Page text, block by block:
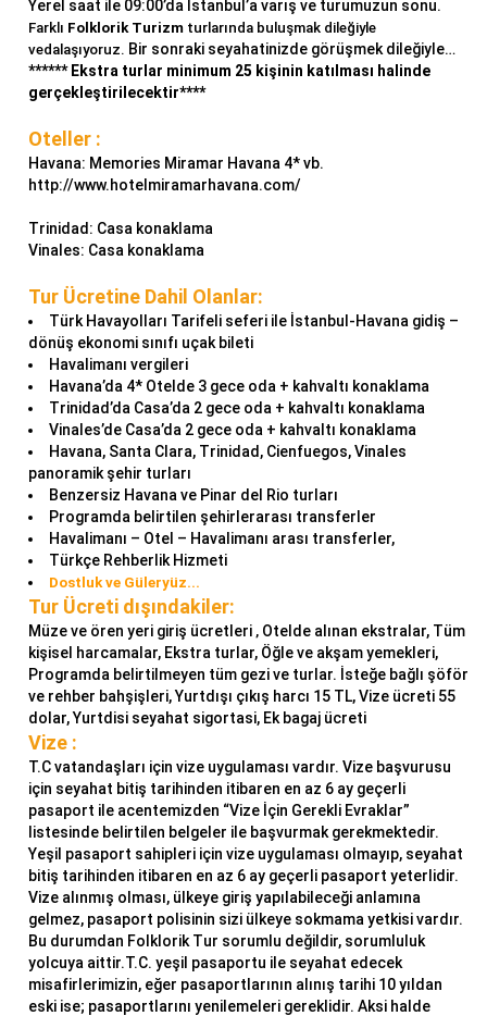
Yerel saat ile 09:00’da İstanbul’a varış ve turumuzun sonu.
Farklı Folklorik Turizm turlarında buluşmak dileğiyle
vedalaşıyoruz. Bir sonraki seyahatinizde görüşmek dileğiyle…
****** Ekstra turlar minimum 25 kişinin katılması halinde
gerçekleştirilecektir****
Oteller :
Havana: Memories Miramar Havana 4* vb.
http://www.hotelmiramarhavana.com/
Trinidad: Casa konaklama
Vinales: Casa konaklama
Tur Ücretine Dahil Olanlar:
Türk Havayolları Tarifeli seferi ile İstanbul-Havana gidiş –
dönüş ekonomi sınıfı uçak bileti
Havalimanı vergileri
Havana’da 4* Otelde 3 gece oda + kahvaltı konaklama
Trinidad’da Casa’da 2 gece oda + kahvaltı konaklama
Vinales’de Casa’da 2 gece oda + kahvaltı konaklama
Havana, Santa Clara, Trinidad, Cienfuegos, Vinales
panoramik şehir turları
Benzersiz Havana ve Pinar del Rio turları
Programda belirtilen şehirlerarası transferler
Havalimanı – Otel – Havalimanı arası transferler,
Türkçe Rehberlik Hizmeti
Dostluk ve Güleryüz...
Tur Ücreti dışındakiler:
Müze ve ören yeri giriş ücretleri , Otelde alınan ekstralar, Tüm
kişisel harcamalar, Ekstra turlar, Öğle ve akşam yemekleri,
Programda belirtilmeyen tüm gezi ve turlar. İsteğe bağlı şöför
ve rehber bahşişleri, Yurtdışı çıkış harcı 15 TL, Vize ücreti 55
dolar, Yurtdisi seyahat sigortasi, Ek bagaj ücreti
Vize :
T.C vatandaşları için vize uygulaması vardır. Vize başvurusu
için seyahat bitiş tarihinden itibaren en az 6 ay geçerli
pasaport ile acentemizden “Vize İçin Gerekli Evraklar”
listesinde belirtilen belgeler ile başvurmak gerekmektedir.
Yeşil pasaport sahipleri için vize uygulaması olmayıp, seyahat
bitiş tarihinden itibaren en az 6 ay geçerli pasaport yeterlidir.
Vize alınmış olması, ülkeye giriş yapılabileceği anlamına
gelmez, pasaport polisinin sizi ülkeye sokmama yetkisi vardır.
Bu durumdan Folklorik Tur sorumlu değildir, sorumluluk
yolcuya aittir.T.C. yeşil pasaportu ile seyahat edecek
misafirlerimizin, eğer pasaportlarının alınış tarihi 10 yıldan
eski ise; pasaportlarını yenilemeleri gereklidir. Aksi halde